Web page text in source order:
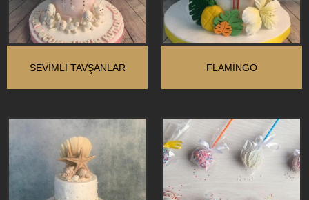
SEVİMLİ TAVŞANLAR FLAMINGO